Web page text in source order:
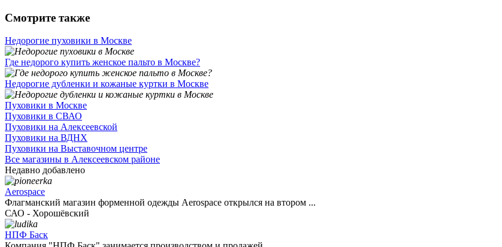
Смотрите также
Недорогие пуховики в Москве
Где недорого купить женское пальто в Москве?
Недорогие дубленки и кожаные куртки в Москве
Пуховики в Москве
Пуховики в СВАО
Пуховики на Алексеевской
Пуховики на ВДНХ
Пуховики на Выставочном центре
Все магазины в Алексеевском районе
Недавно добавлено
Aerospace
Флагманский магазин форменной одежды Aerospace открылся на втором ...
САО - Хорошёвский
НПФ Баск